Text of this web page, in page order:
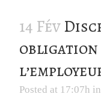
14 Fév
obligation
Posted at 17:07h in